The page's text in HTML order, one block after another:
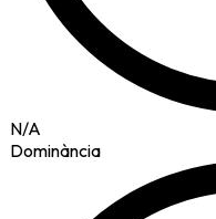
N/A
Dominància